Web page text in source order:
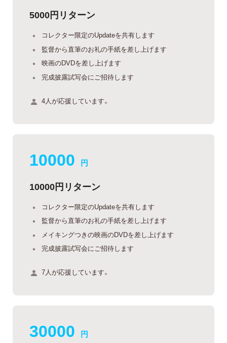
5000円リターン
コレクター限定のUpdateを共有します
監督から直筆のお礼の手紙を差し上げます
映画のDVDを差し上げます
完成披露試写会にご招待します
4人が応援しています。
10000 円
10000円リターン
コレクター限定のUpdateを共有します
監督から直筆のお礼の手紙を差し上げます
メイキングつきの映画のDVDを差し上げます
完成披露試写会にご招待します
7人が応援しています。
30000 円